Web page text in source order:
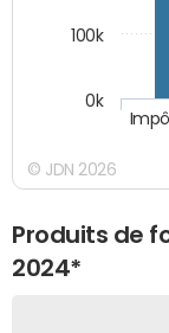
0k
100k
© JDN 2026
Produits de
2024*